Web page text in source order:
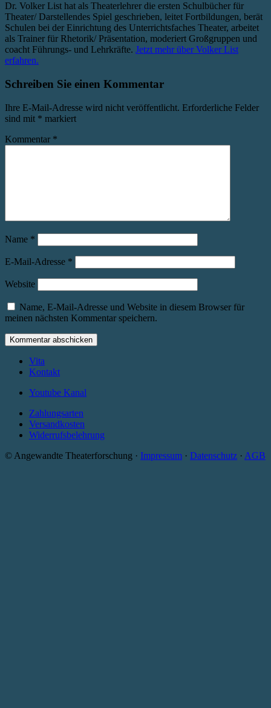
Dr. Volker List hat als Theaterlehrer die ersten Schulbücher für
Theater/ Darstellendes Spiel geschrieben, leitet Fortbildungen, berät
Schulen bei der Einrichtung des Unterrichtsfaches Theater, arbeitet
als Trainer für Rhetorik/ Präsentation, moderiert Großgruppen und
coacht Führungs- und Lehrkräfte. Jetzt mehr über Volker List
erfahren.
Schreiben Sie einen Kommentar
Ihre E-Mail-Adresse wird nicht veröffentlicht. Erforderliche Felder
sind mit * markiert
Kommentar *
Name *
E-Mail-Adresse *
Website
Name, E-Mail-Adresse und Website in diesem Browser für
meinen nächsten Kommentar speichern.
Vita
Kontakt
Youtube Kanal
Zahlungsarten
Versandkosten
Widerrufsbelehrung
© Angewandte Theaterforschung · Impressum · Datenschutz · AGB